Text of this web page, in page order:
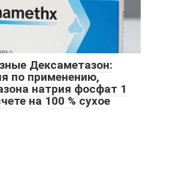
Дексаметазон:
по применению,
натрия фосфат 1
на 100 % сухое